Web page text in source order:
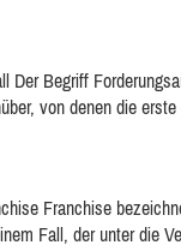
Der Begriff
von denen die
Franchise
Fall, der unter die